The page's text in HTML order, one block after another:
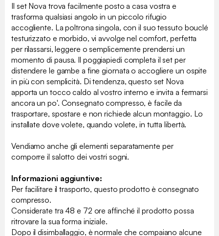
Il set Nova trova facilmente posto a casa vostra e
trasforma qualsiasi angolo in un piccolo rifugio
accogliente. La poltrona singola, con il suo tessuto bouclé
testurizzato e morbido, vi avvolge nel comfort, perfetta
per rilassarsi, leggere o semplicemente prendersi un
momento di pausa. Il poggiapiedi completa il set per
distendere le gambe a fine giornata o accogliere un ospite
in più con semplicità. Di tendenza, questo set Nova
apporta un tocco caldo al vostro interno e invita a fermarsi
ancora un po'. Consegnato compresso, è facile da
trasportare, spostare e non richiede alcun montaggio. Lo
installate dove volete, quando volete, in tutta libertà.
Vendiamo anche gli elementi separatamente per
comporre il salotto dei vostri sogni.
Informazioni aggiuntive:
Per facilitare il trasporto, questo prodotto è consegnato
compresso.
Considerate tra 48 e 72 ore affinché il prodotto possa
ritrovare la sua forma iniziale.
Dopo il disimballaggio, è normale che compaiano alcune